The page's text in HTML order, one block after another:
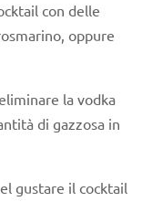
con delle
oppure
la vodka
di gazzosa in
gustare il cocktail